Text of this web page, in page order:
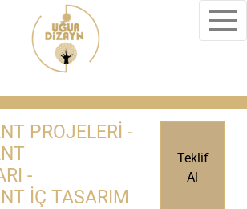
PROJELERİ -
-
İÇ TASARIM
Teklif
Al